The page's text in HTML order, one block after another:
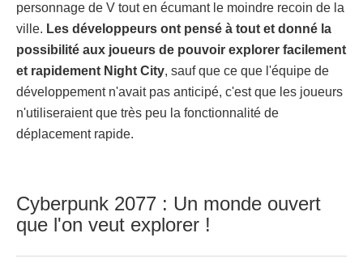
personnage de V tout en écumant le moindre recoin de la
ville. Les développeurs ont pensé à tout et donné la
possibilité aux joueurs de pouvoir explorer facilement
et rapidement Night City, sauf que ce que l'équipe de
développement n'avait pas anticipé, c'est que les joueurs
n'utiliseraient que très peu la fonctionnalité de
déplacement rapide.
Cyberpunk 2077 : Un monde ouvert
que l'on veut explorer !